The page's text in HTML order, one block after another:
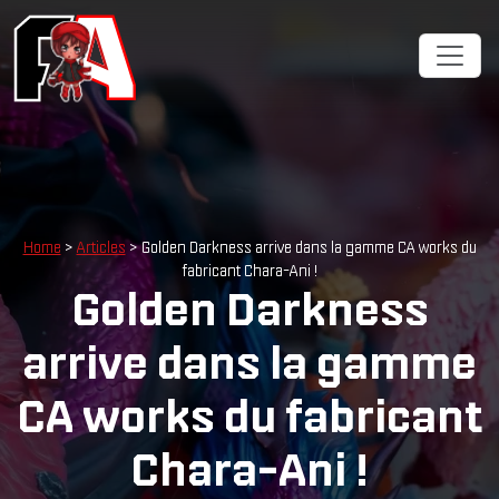
Home > Articles > Golden Darkness arrive dans la gamme CA works du
fabricant Chara-Ani !
Golden Darkness
arrive dans la gamme
CA works du fabricant
Chara-Ani !